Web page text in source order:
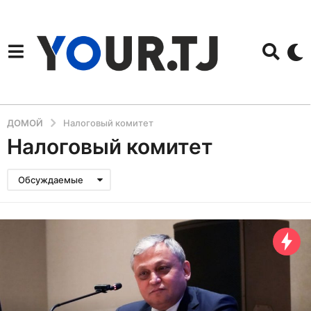
ДОМОЙ Налоговый комитет
Налоговый комитет
Обсуждаемые